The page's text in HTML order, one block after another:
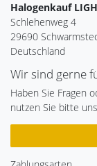
Halogenkauf
Schlehenweg 4
29690
Deutschland
Wir sind gerne
Haben Sie Fragen
nutzen Sie bitte